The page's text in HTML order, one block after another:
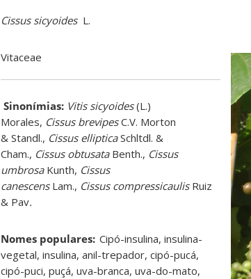
Cissus sicyoidesL.
Vitaceae
Sinonímias: Vitis sicyoides(L.)
Morales, Cissus brevipesC.V. Morton
& Standl., Cissus elliptica Schltdl. &
Cham., Cissus obtusataBenth., Cissus
umbrosaKunth, Cissus
canescensLam., Cissus compressicaulisRuiz
& Pav.
Nomes populares: Cipó-insulina, insulina-
vegetal, insulina, anil-trepador, cipó-pucá,
cipó-puci, puçá, uva-branca, uva-do-mato,